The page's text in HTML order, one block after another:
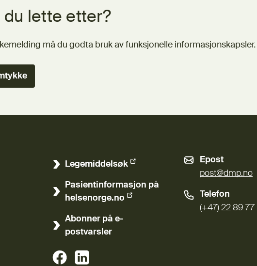
du lette etter?
må du godta bruk av funksjonelle informasjonskapsler.
Legemiddelsøk
(Ekstern lenke)
Pasientinformasjon på
helsenorge.no
(Ekstern lenke)
Abonner på e-
postvarsler
(Ekstern lenke)
Epost
post@dmp.no
Telefon
(+47) 22 89